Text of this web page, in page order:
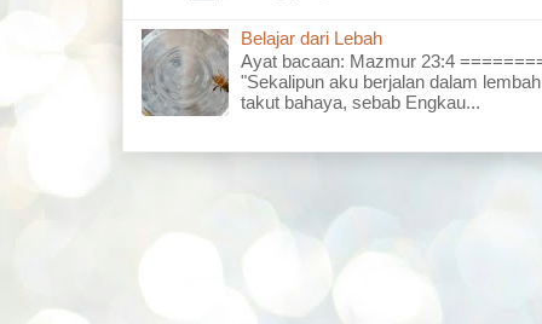
Belajar dari Lebah
Ayat bacaan: Mazmur 23:4
"Sekalipun aku berjalan dalam
takut bahaya, sebab Engkau...